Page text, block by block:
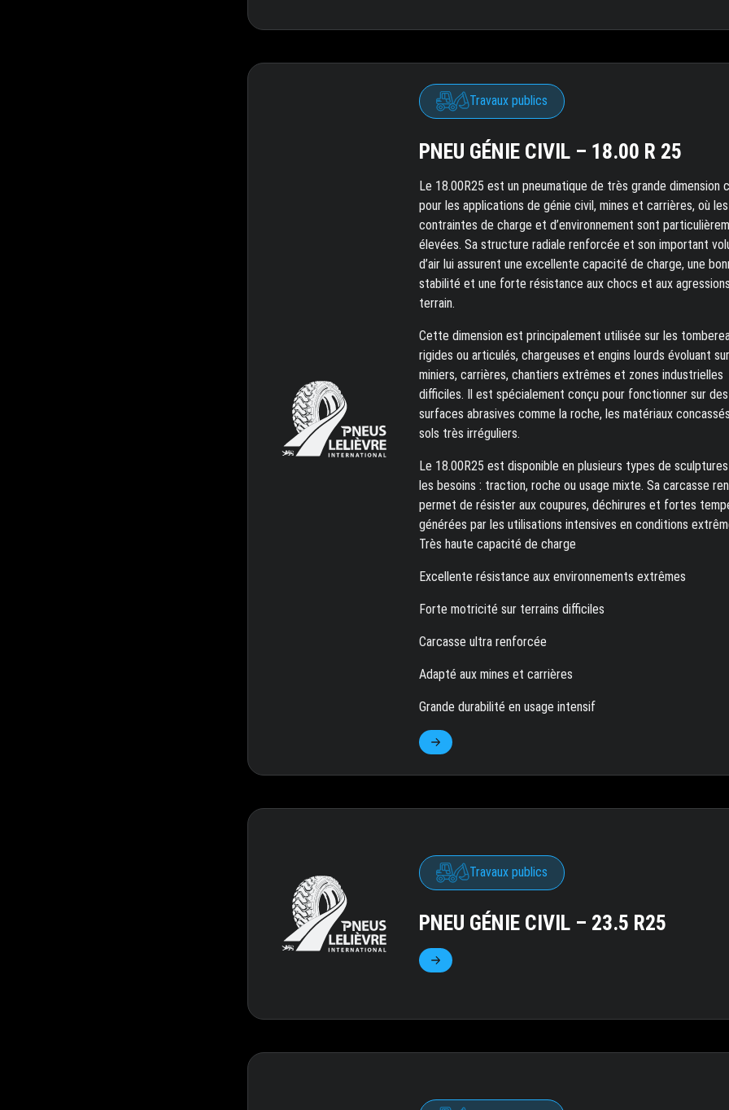
Travaux publics
PNEU GÉNIE CIVIL – 18.00 R 25
Le 18.00R25 est un pneumatique de très grande dimension
pour les applications de génie civil, mines et carrières, où les
contraintes de charge et d’environnement sont
élevées. Sa structure radiale renforcée et son important
d’air lui assurent une excellente capacité de charge, une
stabilité et une forte résistance aux chocs et aux
terrain.
Cette dimension est principalement utilisée sur les
rigides ou articulés, chargeuses et engins lourds évoluant
miniers, carrières, chantiers extrêmes et zones industrielles
difficiles. Il est spécialement conçu pour fonctionner sur des
surfaces abrasives comme la roche, les matériaux
sols très irréguliers.
Le 18.00R25 est disponible en plusieurs types de
les besoins : traction, roche ou usage mixte. Sa carcasse
permet de résister aux coupures, déchirures et fortes
générées par les utilisations intensives en conditions
Très haute capacité de charge
Excellente résistance aux environnements extrêmes
Forte motricité sur terrains difficiles
Carcasse ultra renforcée
Adapté aux mines et carrières
Grande durabilité en usage intensif
Travaux publics
PNEU GÉNIE CIVIL – 23.5 R25